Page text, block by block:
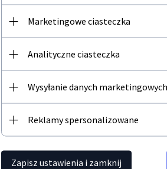
Polecamy
Marketingowe ciasteczka
Analityczne ciasteczka
Wysyłanie danych marketingowych
Reklamy spersonalizowane
Zapisz ustawienia i zamknij
Zapisz się do newslettera i
Twój adres email